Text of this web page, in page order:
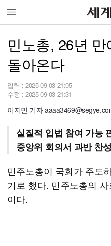
민노총, 26년 만
돌아온다
입력 : 2025-09-03 21:05
수정 : 2025-09-03 21:31
이지민 기자
실질적 입법 참여 가능
중앙위 회의서 과반 찬
민주노총이 국회가 주도
기로 했다. 민주노총의
이다.